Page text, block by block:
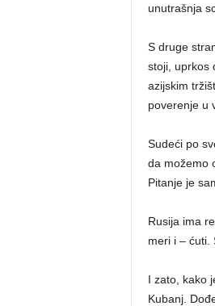
unutrašnja
S druge
stoji, uprkos
azijskim
poverenje u
Sudeći po
da možemo
Pitanje je
Rusija ima
meri i – ćuti.
I zato, kako
Kubanj.